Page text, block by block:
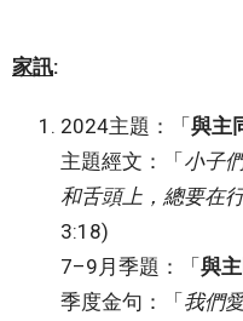
家訊:
2024主題：「 與主
主題經文：「 小子
和舌頭上，總要在
3:18)
7–9月季題：「 與
季度金句：「 我們